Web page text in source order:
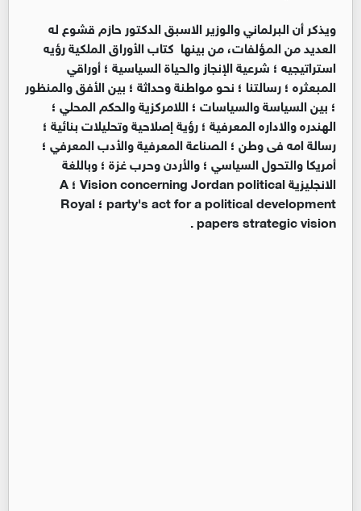
ويذكر أن البرلماني والوزير الاسبق الدكتور حازم قشوع له
العديد من المؤلفات، من بينها كتاب الأوراق الملكية رؤيه
استراتيجيه ؛ شرعية الإنجاز والحياة السياسية ؛ أوراقي
المبعثره ؛ رسالتنا ؛ نحو مواطنة وحداثة ؛ بين الأفق والمنظور
؛ بين السياسة والسياسات ؛ اللامركزية والحكم المحلي ؛
الهندره والاداره المعرفية ؛ رؤية إصلاحية وتحليلات بنائية ؛
رسالة امه فى وطن ؛ الصناعة المعرفية والأدب المعرفي ؛
أمريكا والتحول السياسي ؛ والأردن وحرب غزة ؛ وباللغة
الانجليزية Vision concerning Jordan political ؛ A
party's act for a political development ؛ Royal
papers strategic vision .